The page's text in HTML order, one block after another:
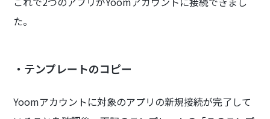
た。
・テンプレートのコピー
Yoomアカウントに対象のアプリの新規接続が完了して